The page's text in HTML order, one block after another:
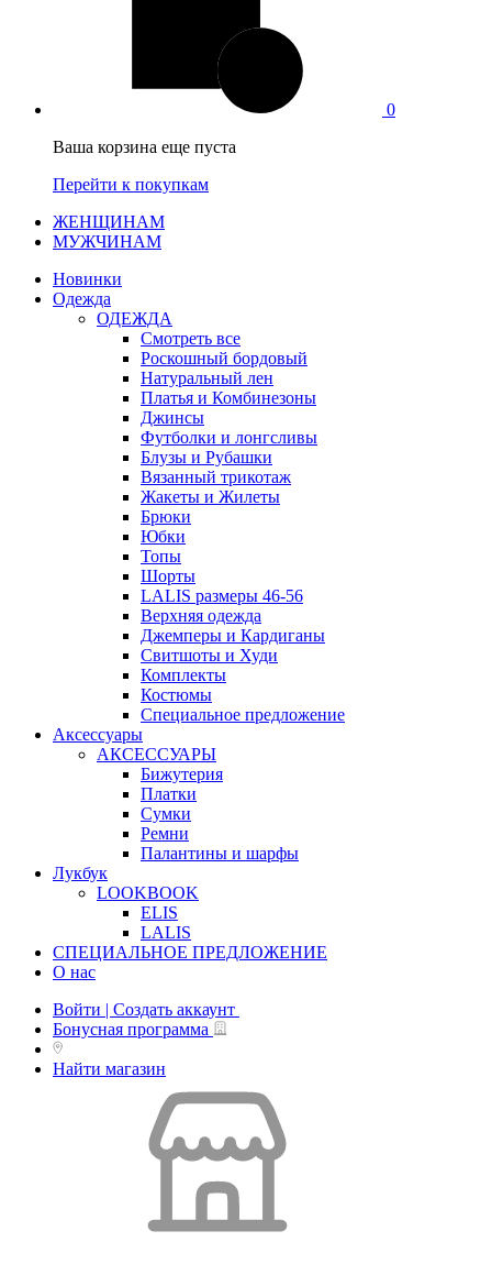
0
Ваша корзина еще пуста
Перейти к покупкам
ЖЕНЩИНАМ
МУЖЧИНАМ
Новинки
Одежда
ОДЕЖДА
Смотреть все
Роскошный бордовый
Натуральный лен
Платья и Комбинезоны
Джинсы
Футболки и лонгсливы
Блузы и Рубашки
Вязанный трикотаж
Жакеты и Жилеты
Брюки
Юбки
Топы
Шорты
LALIS размеры 46-56
Верхняя одежда
Джемперы и Кардиганы
Свитшоты и Худи
Комплекты
Костюмы
Специальное предложение
Аксессуары
АКСЕССУАРЫ
Бижутерия
Платки
Сумки
Ремни
Палантины и шарфы
Лукбук
LOOKBOOK
ELIS
LALIS
СПЕЦИАЛЬНОЕ ПРЕДЛОЖЕНИЕ
О нас
Войти | Создать аккаунт
Бонусная программа
Найти магазин